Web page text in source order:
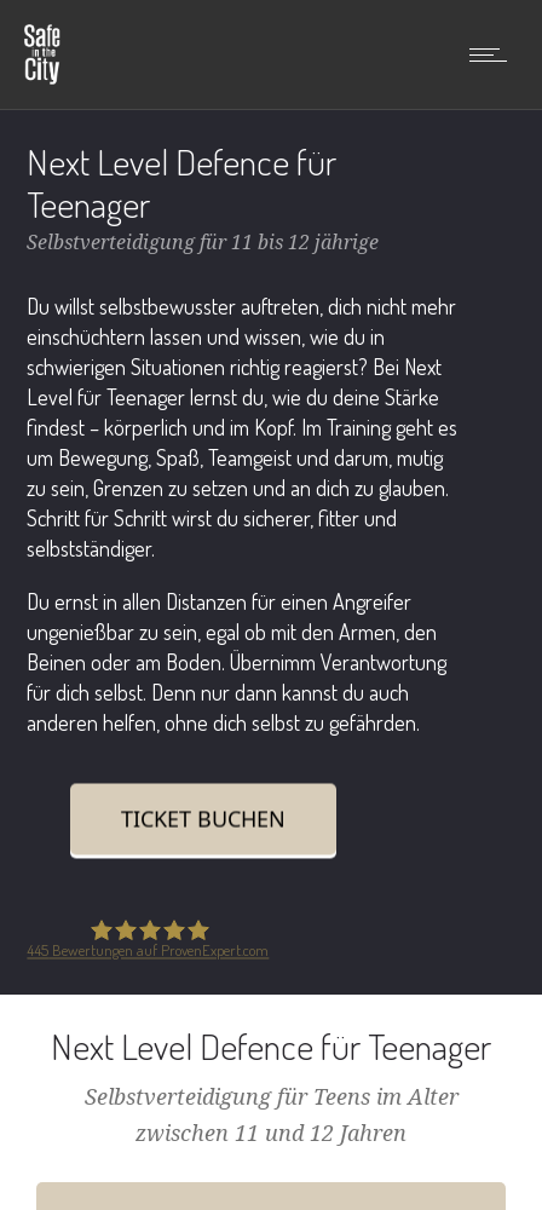
Next Level Defence für
Teenager
Selbstverteidigung für 11 bis 12 jährige
Du willst selbstbewusster auftreten, dich nicht mehr
einschüchtern lassen und wissen, wie du in
schwierigen Situationen richtig reagierst? Bei Next
Level für Teenager lernst du, wie du deine Stärke
findest – körperlich und im Kopf. Im Training geht es
um Bewegung, Spaß, Teamgeist und darum, mutig
zu sein, Grenzen zu setzen und an dich zu glauben.
Schritt für Schritt wirst du sicherer, fitter und
selbstständiger.
Du ernst in allen Distanzen für einen Angreifer
ungenießbar zu sein, egal ob mit den Armen, den
Beinen oder am Boden. Übernimm Verantwortung
für dich selbst. Denn nur dann kannst du auch
anderen helfen, ohne dich selbst zu gefährden.
TICKET BUCHEN
Safe in the City GmbH
445 Bewertungen auf ProvenExpert.com
Next Level Defence für Teenager
Selbstverteidigung für Teens im Alter
zwischen 11 und 12 Jahren